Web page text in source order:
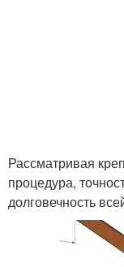
Рассматривая
процедура,
долговечность